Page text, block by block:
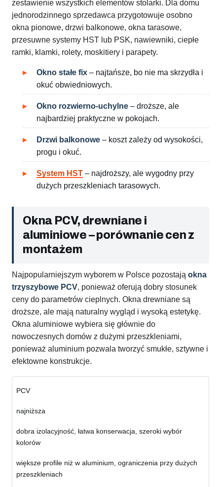
zestawienie wszystkich elementów stolarki. Dla domu
jednorodzinnego sprzedawca przygotowuje osobno
okna pionowe, drzwi balkonowe, okna tarasowe,
przesuwne systemy HST lub PSK, nawiewniki, ciepłe
ramki, klamki, rolety, moskitiery i parapety.
Okno stałe fix – najtańsze, bo nie ma skrzydła i
okuć obwiedniowych.
Okno rozwierno-uchylne – droższe, ale
najbardziej praktyczne w pokojach.
Drzwi balkonowe – koszt zależy od wysokości,
progu i okuć.
System HST – najdroższy, ale wygodny przy
dużych przeszkleniach tarasowych.
Okna PCV, drewniane i
aluminiowe – porównanie cen z
montażem
Najpopularniejszym wyborem w Polsce pozostają okna
trzyszybowe PCV, ponieważ oferują dobry stosunek
ceny do parametrów cieplnych. Okna drewniane są
droższe, ale mają naturalny wygląd i wysoką estetykę.
Okna aluminiowe wybiera się głównie do
nowoczesnych domów z dużymi przeszkleniami,
ponieważ aluminium pozwala tworzyć smukłe, sztywne i
efektowne konstrukcje.
PCV
najniższa
dobra izolacyjność, łatwa konserwacja, szeroki wybór
kolorów
większe profile niż w aluminium, ograniczenia przy dużych
przeszkleniach